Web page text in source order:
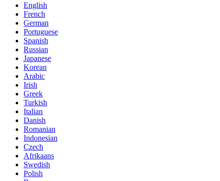
English
French
German
Portuguese
Spanish
Russian
Japanese
Korean
Arabic
Irish
Greek
Turkish
Italian
Danish
Romanian
Indonesian
Czech
Afrikaans
Swedish
Polish